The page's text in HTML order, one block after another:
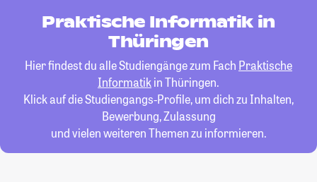
Praktische Informatik in
Thüringen
Hier findest du alle Studiengänge zum Fach Praktische
Informatikin Thüringen.
Klick auf die Studiengangs-Profile, um dich zu Inhalten,
Bewerbung, Zulassung
und vielen weiteren Themen zu informieren.